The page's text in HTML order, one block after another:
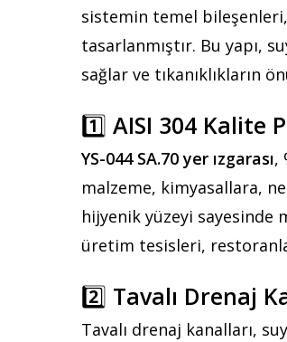
sistemin temel bileşenleri,
tasarlanmıştır. Bu yapı,
sağlar ve tıkanıklıkların
1️⃣ AISI 304 Kalite
YS-044 SA.70 yer ızgarası,
malzeme, kimyasallara,
hijyenik yüzeyi sayesinde
üretim tesisleri,
2️⃣ Tavalı Drenaj
Tavalı drenaj kanalları,